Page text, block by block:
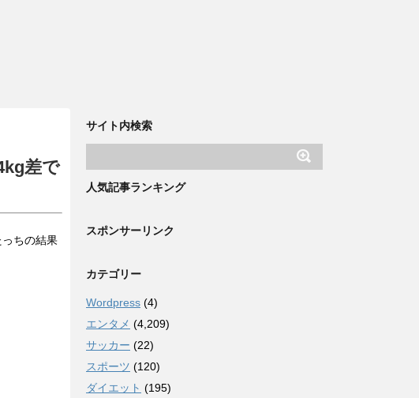
差で
ちの結果
サイト内検索
人気記事ランキング
スポンサーリンク
カテゴリー
Wordpress (4)
エンタメ (4,209)
サッカー (22)
スポーツ (120)
ダイエット (195)